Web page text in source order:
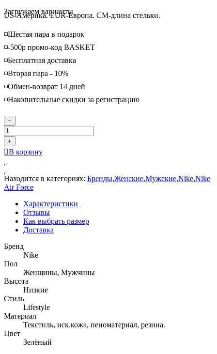
Loading...
Загружаем варианты
US-Америка. EUR-Европа. CM-длина стельки.
◽️Шестая пара в подарок
◽️-500р промо-код BASKET
◽️Бесплатная доставка
◽️Вторая пара - 10%
◽️Обмен-возврат 14 дней
◽️Накопительные скидки за регистрацию
−
+
В корзину
Находится в категориях: Бренды,Женские,Мужские,Nike,Nike
Air Force
Характеристики
Отзывы
Как выбрать размер
Доставка
Бренд
Nike
Пол
Женщины, Мужчины
Высота
Низкие
Стиль
Lifestyle
Материал
Текстиль, иск.кожа, пеноматериал, резина.
Цвет
Зелёный